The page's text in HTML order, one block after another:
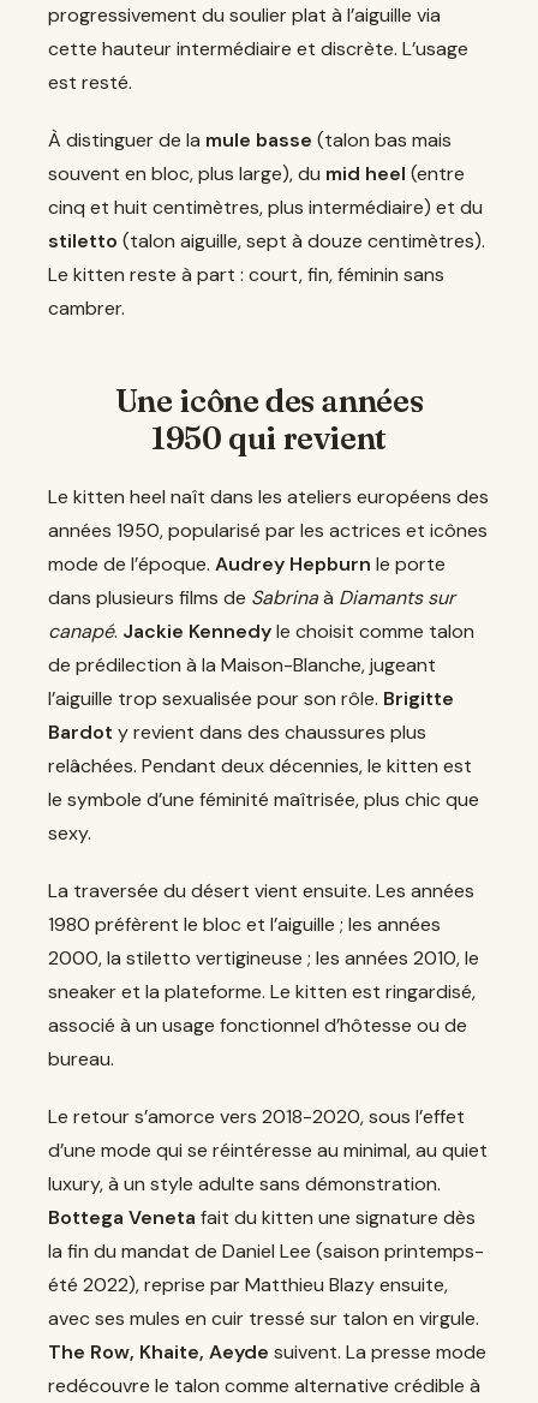
progressivement du soulier plat à l’aiguille via
cette hauteur intermédiaire et discrète. L’usage
est resté.
À distinguer de la mule basse (talon bas mais
souvent en bloc, plus large), du mid heel (entre
cinq et huit centimètres, plus intermédiaire) et du
stiletto (talon aiguille, sept à douze centimètres).
Le kitten reste à part : court, fin, féminin sans
cambrer.
Une icône des années
1950 qui revient
Le kitten heel naît dans les ateliers européens des
années 1950, popularisé par les actrices et icônes
mode de l’époque. Audrey Hepburn le porte
dans plusieurs films de Sabrinaà Diamants sur
canapé. Jackie Kennedyle choisit comme talon
de prédilection à la Maison-Blanche, jugeant
l’aiguille trop sexualisée pour son rôle. Brigitte
Bardot y revient dans des chaussures plus
relâchées. Pendant deux décennies, le kitten est
le symbole d’une féminité maîtrisée, plus chic que
sexy.
La traversée du désert vient ensuite. Les années
1980 préfèrent le bloc et l’aiguille ; les années
2000, la stiletto vertigineuse ; les années 2010, le
sneaker et la plateforme. Le kitten est ringardisé,
associé à un usage fonctionnel d’hôtesse ou de
bureau.
Le retour s’amorce vers 2018-2020, sous l’effet
d’une mode qui se réintéresse au minimal, au quiet
luxury, à un style adulte sans démonstration.
Bottega Veneta fait du kitten une signature dès
la fin du mandat de Daniel Lee (saison printemps-
été 2022), reprise par Matthieu Blazy ensuite,
avec ses mules en cuir tressé sur talon en virgule.
The Row, Khaite, Aeyde suivent. La presse mode
redécouvre le talon comme alternative crédible à